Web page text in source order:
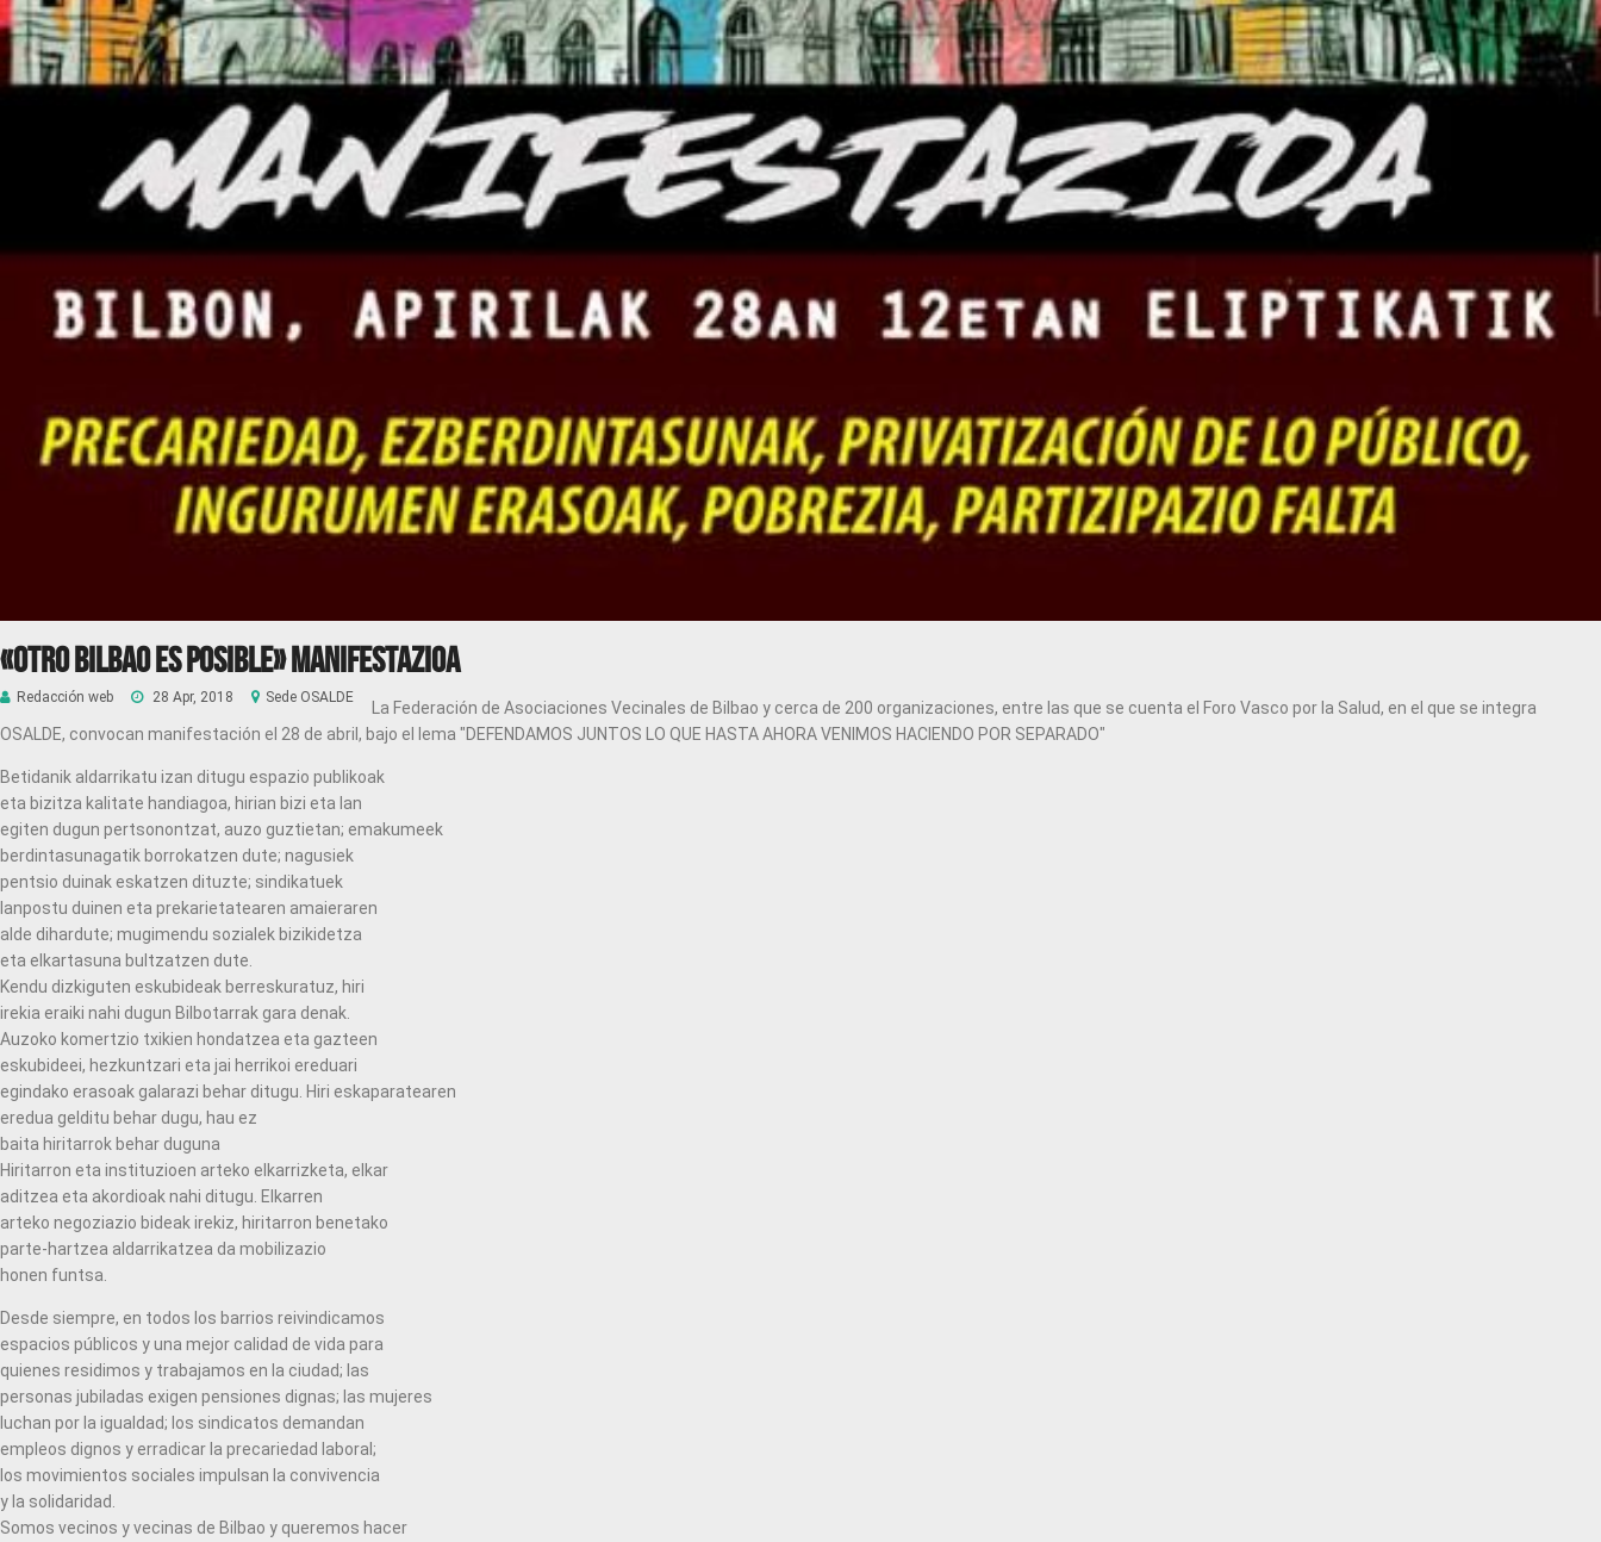
«Otro Bilbao es posible» Manifestazioa
Redacción web 28 Apr, 2018 Sede OSALDE
La Federación de Asociaciones Vecinales de Bilbao y cerca de 200 organizaciones, entre las que se cuenta el Foro Vasco por la Salud, en el que se integra
OSALDE, convocan manifestación el 28 de abril, bajo el lema "DEFENDAMOS JUNTOS LO QUE HASTA AHORA VENIMOS HACIENDO POR SEPARADO"
Betidanik aldarrikatu izan ditugu espazio publikoak
eta bizitza kalitate handiagoa, hirian bizi eta lan
egiten dugun pertsonontzat, auzo guztietan; emakumeek
berdintasunagatik borrokatzen dute; nagusiek
pentsio duinak eskatzen dituzte; sindikatuek
lanpostu duinen eta prekarietatearen amaieraren
alde dihardute; mugimendu sozialek bizikidetza
eta elkartasuna bultzatzen dute.
Kendu dizkiguten eskubideak berreskuratuz, hiri
irekia eraiki nahi dugun Bilbotarrak gara denak.
Auzoko komertzio txikien hondatzea eta gazteen
eskubideei, hezkuntzari eta jai herrikoi ereduari
egindako erasoak galarazi behar ditugu. Hiri eskaparatearen
eredua gelditu behar dugu, hau ez
baita hiritarrok behar duguna
Hiritarron eta instituzioen arteko elkarrizketa, elkar
aditzea eta akordioak nahi ditugu. Elkarren
arteko negoziazio bideak irekiz, hiritarron benetako
parte-hartzea aldarrikatzea da mobilizazio
honen funtsa.
Desde siempre, en todos los barrios reivindicamos
espacios públicos y una mejor calidad de vida para
quienes residimos y trabajamos en la ciudad; las
personas jubiladas exigen pensiones dignas; las mujeres
luchan por la igualdad; los sindicatos demandan
empleos dignos y erradicar la precariedad laboral;
los movimientos sociales impulsan la convivencia
y la solidaridad.
Somos vecinos y vecinas de Bilbao y queremos hacer